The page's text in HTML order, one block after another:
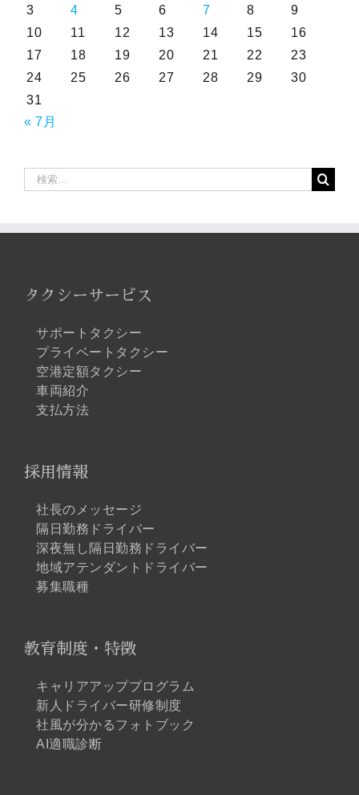
3
4 5 6 7 8
9
10
11 12 13 14 15
16
17
18 19 20 21 22
23
24
25 26 27 28 29
30
31
« 7月
索
タクシーサービス
サポートタクシー
プライベートタクシー
空港定額タクシー
車両紹介
支払方法
採用情報
社長のメッセージ
隔日勤務ドライバー
深夜無し隔日勤務ドライバー
地域アテンダントドライバー
募集職種
教育制度・特徴
キャリアアッププログラム
新人ドライバー研修制度
社風が分かるフォトブック
AI適職診断